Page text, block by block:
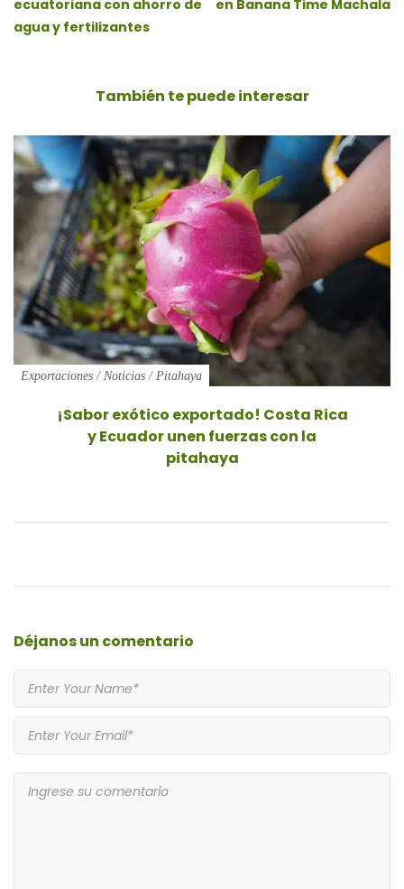
ecuatoriana con ahorro de
agua y fertilizantes
en Banana Time Machala
También te puedeinteresar
Exportaciones/Noticias/Pitahaya
¡Sabor exótico exportado! Costa Rica
y Ecuador unen fuerzas con la
pitahaya
Déjanosun comentario